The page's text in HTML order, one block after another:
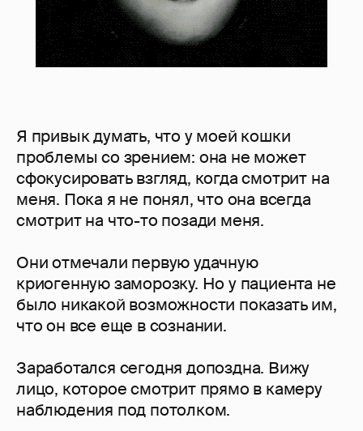
Я привык думать, что у моей кошки
проблемы со зрением: она не может
сфокусировать взгляд, когда смотрит на
меня. Пока я не понял, что она всегда
смотрит на что-то позади меня.
Они отмечали первую удачную
криогенную заморозку. Но у пациента не
было никакой возможности показать им,
что он все еще в сознании.
Заработался сегодня допоздна. Вижу
лицо, которое смотрит прямо в камеру
наблюдения под потолком.